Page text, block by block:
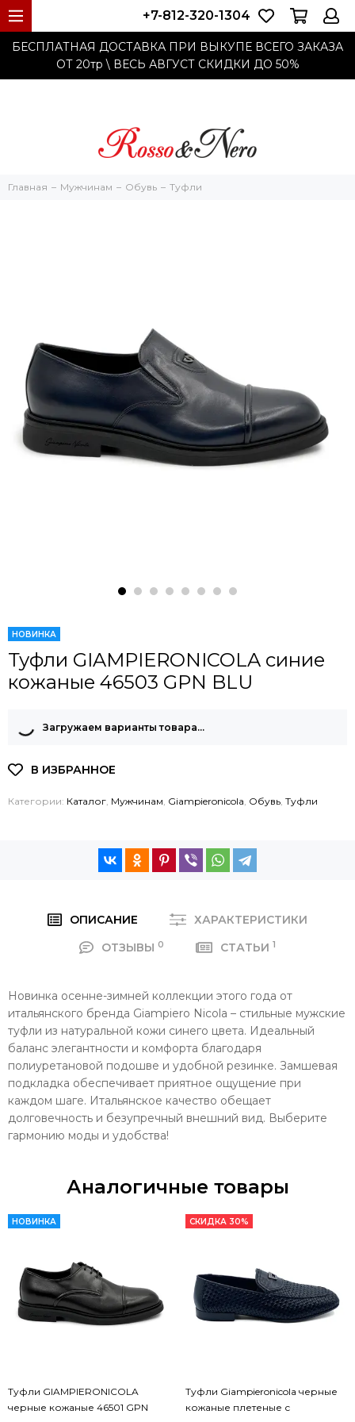
БЕСПЛАТНАЯ ДОСТАВКА ПРИ ВЫКУПЕ ВСЕГО ЗАКАЗА
ОТ 20тр \ ВЕСЬ АВГУСТ СКИДКИ ДО 50%
+7-812-320-1304
Главная Мужчинам Обувь Туфли
НОВИНКА
Туфли GIAMPIERONICOLA синие
кожаные 46503 GPN BLU
Загружаем варианты товара…
Категории: Каталог, Мужчинам, Giampieronicola, Обувь, Туфли
ОПИСАНИЕ
ХАРАКТЕРИСТИКИ
ОТЗЫВЫ 0 СТАТЬИ 1
Новинка осенне-зимней коллекции этого года от
итальянского бренда Giampiero Nicola – стильные мужские
туфли из натуральной кожи синего цвета. Идеальный
баланс элегантности и комфорта благодаря
полиуретановой подошве и удобной резинке. Замшевая
подкладка обеспечивает приятное ощущение при
каждом шаге. Итальянское качество обещает
долговечность и безупречный внешний вид. Выберите
гармонию моды и удобства!
Аналогичные товары
НОВИНКА
Туфли GIAMPIERONICOLA
черные кожаные 46501 GPN
СКИДКА 30%
Туфли Giampieronicola черные
кожаные плетеные с